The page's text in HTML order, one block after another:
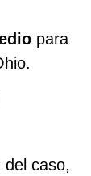
para
del caso,